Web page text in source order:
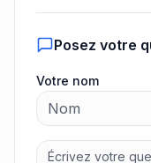
Posez votre
Votre nom